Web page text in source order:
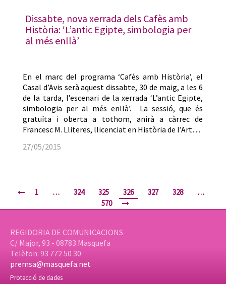
Dissabte, nova xerrada dels Cafès amb
Història: ‘L’antic Egipte, simbologia per
al més enllà’
En el marc del programa ‘Cafès amb Història’, el
Casal d’Avis serà aquest dissabte, 30 de maig, a les 6
de la tarda, l’escenari de la xerrada ‘L’antic Egipte,
simbologia per al més enllà’. La sessió, que és
gratuïta i oberta a tothom, anirà a càrrec de
Francesc M. Lliteres, llicenciat en Història de l’Art…
27/05/2015
1 … 324 325 326 327 328
…
570
REGIDORIA DE COMUNICACIONS
C/ Major, 93 - 08783 Masquefa
Telèfon: 93 772 50 30
premsa@masquefa.net
Protecció de dades